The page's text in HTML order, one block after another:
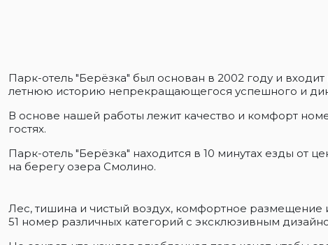
Парк-отель "Берёзка" был основан в 2002 году и
летнюю историю непрекращающегося успешного и
В основе нашей работы лежит качество и комфорт
гостях.
Парк-отель "Берёзка" находится в 10 минутах езды от
на берегу озера Смолино.
Лес, тишина и чистый воздух, комфортное размещение
51 номер различных категорий с эксклюзивным